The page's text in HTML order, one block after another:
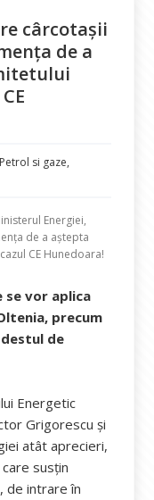
cârcotașii
de a
Petrol si gaze,
Energiei,
de a aștepta
CE Hunedoara!
vor aplica
precum
de
Energetic
Grigorescu și
atât aprecieri,
susțin
de intrare în